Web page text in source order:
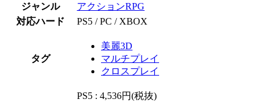
ジャンル
アクションRPG
対応ハード
PS5 / PC / XBOX
タグ
美麗3D
マルチプレイ
クロスプレイ
PS5 : 4,536円(税抜)